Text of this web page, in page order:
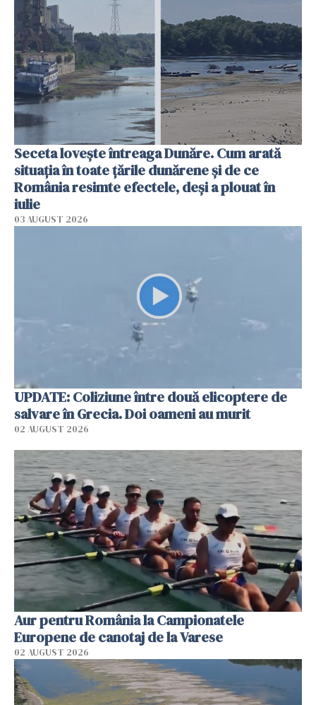
Seceta lovește întreaga Dunăre. Cum arată
situația în toate țările dunărene și de ce
România resimte efectele, deși a plouat în
iulie
03 AUGUST 2026
UPDATE: Coliziune între două elicoptere de
salvare în Grecia. Doi oameni au murit
02 AUGUST 2026
Aur pentru România la Campionatele
Europene de canotaj de la Varese
02 AUGUST 2026